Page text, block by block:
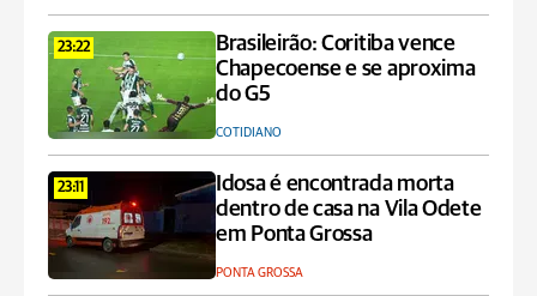
23:22
Brasileirão: Coritiba vence
Chapecoense e se aproxima
do G5
COTIDIANO
23:11
Idosa é encontrada morta
dentro de casa na Vila Odete
em Ponta Grossa
PONTA GROSSA